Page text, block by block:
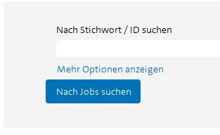
Nach Stichwort / ID suchen
Mehr Optionen anzeigen